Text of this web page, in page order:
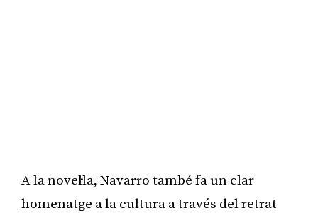
A la novel·la, Navarro també fa un clar
homenatge a la cultura a través del retrat